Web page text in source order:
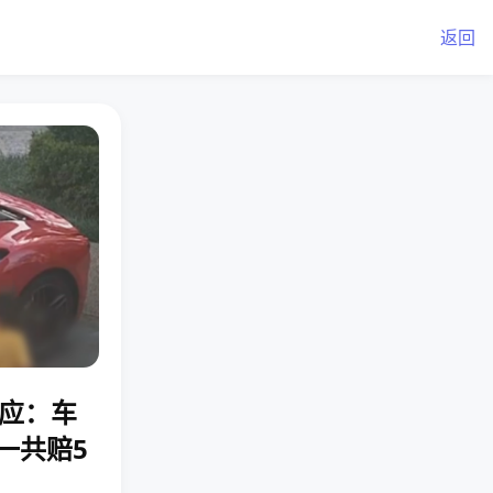
返回
：车
共赔5